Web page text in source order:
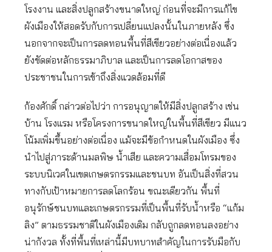
โรงงาน และสิ่งปลูกสร้างขนาดใหญ่ ก่อนที่จะมีการแก้ไข
ผังเมืองให้สอดรับกับการเปลี่ยนแปลงนั้นในภายหลัง ซึ่ง
นอกจากจะเป็นการลดทอนพื้นที่สีเขียวอย่างต่อเนื่องแล้ว
ยังขัดต่อหลักธรรมาภิบาล และเป็นการลดโอกาสของ
ประชาชนในการเข้าถึงสิ่งแวดล้อมที่ดี
ก้องศักดิ์ กล่าวต่อไปว่า การอนุญาตให้มีสิ่งปลูกสร้าง เช่น
บ้าน โรงแรม หรือโครงการขนาดใหญ่ในพื้นที่สีเขียว มีแนว
โน้มเพิ่มขึ้นอย่างต่อเนื่อง แม้จะมีข้อกำหนดในผังเมือง ซึ่ง
นำไปสู่ภาระด้านมลพิษ น้ำเสีย และความเสื่อมโทรมของ
ระบบนิเวศในเขตเกษตรกรรมและชนบท อันเป็นสิ่งที่สวน
ทางกับเป้าหมายการลดโลกร้อน ขณะเดียวกัน พื้นที่
อนุรักษ์ชนบทและเกษตรกรรมที่เป็นพื้นที่รับน้ำหรือ “แก้ม
ลิง” ตามธรรมชาติในผังเมืองเดิม กลับถูกลดทอนลงอย่าง
น่ากังวล ทั้งที่พื้นที่เหล่านี้มีบทบาทสำคัญในการรับมือกับ